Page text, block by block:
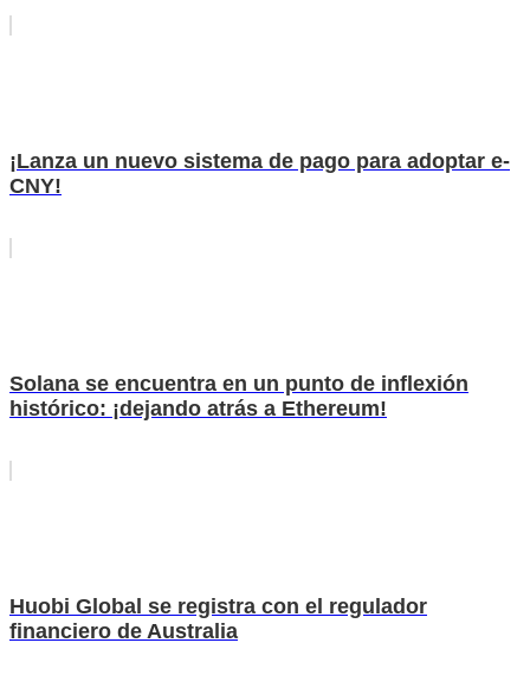
¡Lanza un nuevo sistema de pago para adoptar e-
CNY!
Solana se encuentra en un punto de inflexión
histórico: ¡dejando atrás a Ethereum!
Huobi Global se registra con el regulador
financiero de Australia